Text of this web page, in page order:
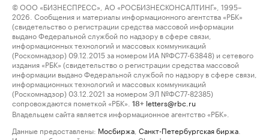
© ООО «БИЗНЕСПРЕСС», АО «РОСБИЗНЕСКОНСАЛТИНГ», 1995–
2026. Сообщения и материалы информационного агентства «РБК»
(свидетельство о регистрации средства массовой информации
выдано Федеральной службой по надзору в сфере связи,
информационных технологий и массовых коммуникаций
(Роскомнадзор) 09.12.2015 за номером ИА №ФС77-63848) и сетевого
издания «РБК» (свидетельство о регистрации средства массовой
информации выдано Федеральной службой по надзору в сфере связи,
информационных технологий и массовых коммуникаций
(Роскомнадзор) 03.12.2021 за номером ЭЛ №ФС77-82385)
сопровождаются пометкой «РБК».
18+ letters@rbc.ru
Владельцем сайта является информационное агентство «РБК».
Данные предоставлены: Мосбиржа Санкт-Петербургская биржа